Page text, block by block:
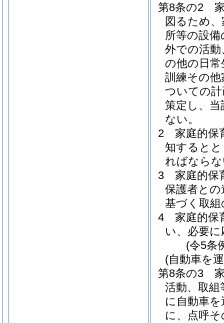
第8条の2
図るため
所等の設
外での活
の他の日
訓練その
ついての計
策定し、
ない。
2
家庭的保
知すると
ればなら
3
家庭的保
保護者と
基づく取
4
家庭的保
い、必要
(令5条
(自動車を
第8条の3
活動、取
に自動車
に、点呼